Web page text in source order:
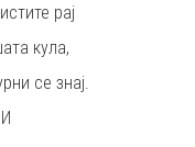
рај
кула,
се знај.